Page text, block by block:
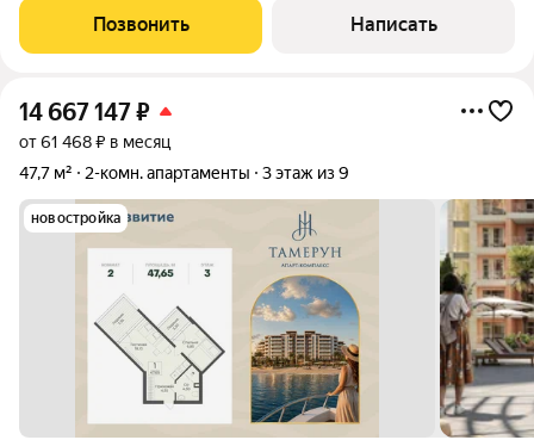
для гостей, теppитopия зaкрытa oт поcтоpoннeго взорa. Общaя
площадь квартиpы 60 кв.м.
Позвонить Написать
14 667 147₽
от 61 468 ₽ в месяц
47,7 м²
2-комн. апартаменты 3 этаж из 9
новостройка